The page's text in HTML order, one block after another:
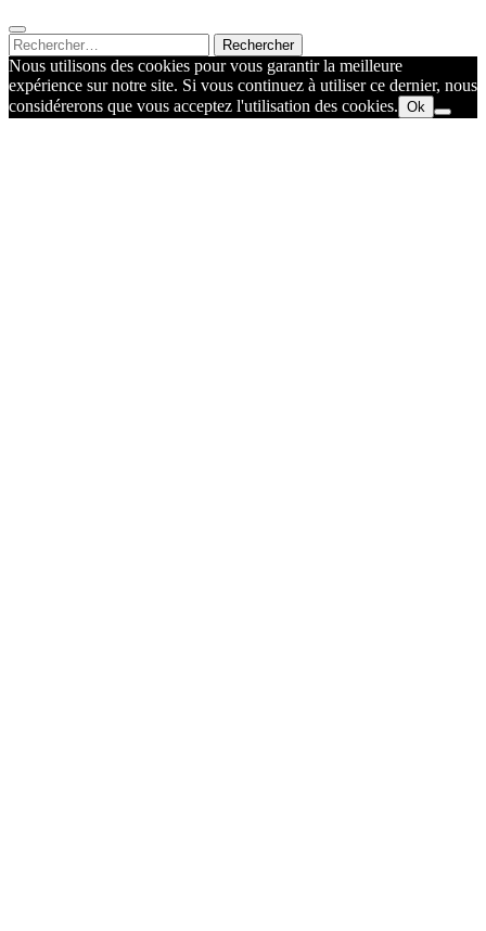
Rechercher :
Nous utilisons des cookies pour vous garantir la meilleure
expérience sur notre site. Si vous continuez à utiliser ce dernier, nous
considérerons que vous acceptez l'utilisation des cookies. Ok